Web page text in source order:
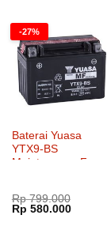
-27%
Baterai Yuasa
YTX9-BS
Maintenance Free
Rp799.000
Harga
aslinya
Rp 580.000Harga